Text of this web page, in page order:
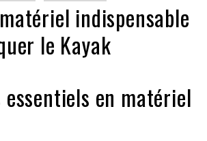
indispensable
le Kayak
essentiels en matériel